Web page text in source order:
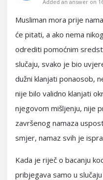
Added an answer on
Musliman mora prije
će pitati, a ako nema
odrediti pomoćnim
slučaju, svako je bio
dužni klanjati ponaosob,
nije bilo validno klanjati
njegovom mišljenju, nije
završenog namaza
smjer, namaz svih je
Kada je riječ o bacanju
pribjegava samo u